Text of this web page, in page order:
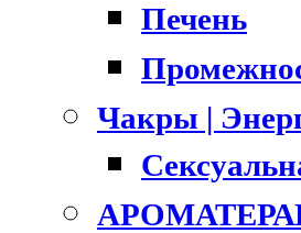
Печень
Чакры |